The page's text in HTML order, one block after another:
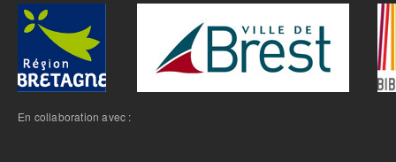
En collaboration avec :